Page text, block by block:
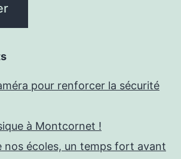
pour renforcer la sécurité
à Montcornet !
nos écoles, un temps fort avant